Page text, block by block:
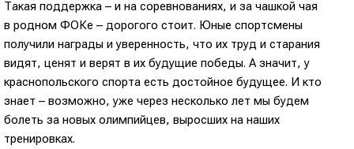
Такая поддержка – и на соревнованиях, и за чашкой чая
в родном ФОКе – дорогого стоит. Юные спортсмены
получили награды и уверенность, что их труд и старания
видят, ценят и верят в их будущие победы. А значит, у
краснопольского спорта есть достойное будущее. И кто
знает – возможно, уже через несколько лет мы будем
болеть за новых олимпийцев, выросших на наших
тренировках.